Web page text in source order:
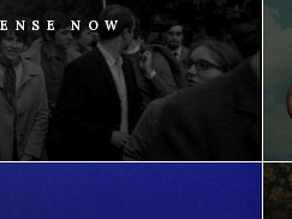
NOW